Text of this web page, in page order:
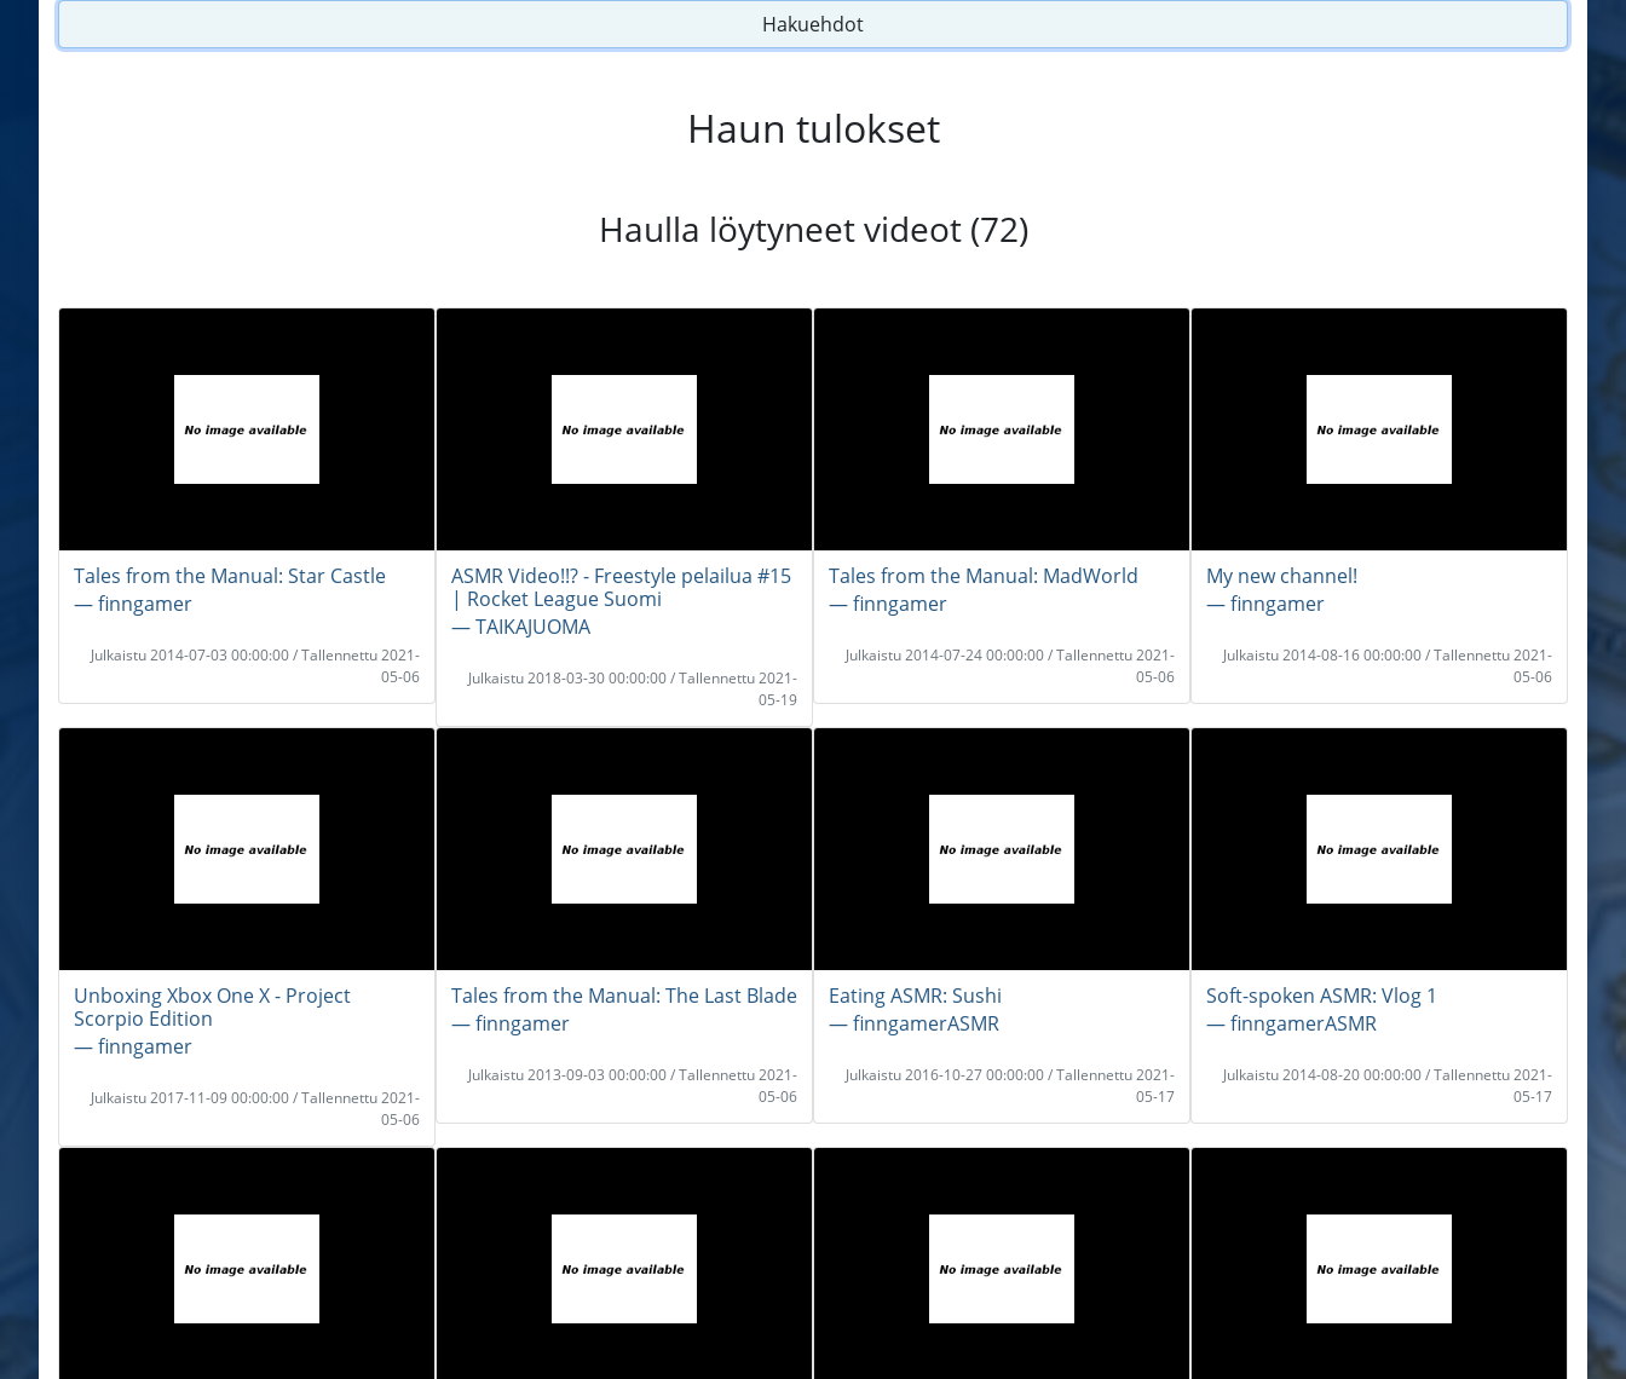
Hakuehdot
Haun tulokset
Haulla löytyneet videot (72)
Tales from the Manual: Star Castle
― finngamer
Julkaistu 2014-07-03 00:00:00 / Tallennettu 2021-
05-06
ASMR Video!!? - Freestyle pelailua #15
| Rocket League Suomi
― TAIKAJUOMA
Julkaistu 2018-03-30 00:00:00 / Tallennettu 2021-
05-19
Tales from the Manual: MadWorld
― finngamer
Julkaistu 2014-07-24 00:00:00 / Tallennettu 2021-
05-06
My new channel!
― finngamer
Julkaistu 2014-08-16 00:00:00 / Tallennettu 2021-
05-06
Unboxing Xbox One X - Project
Scorpio Edition
― finngamer
Julkaistu 2017-11-09 00:00:00 / Tallennettu 2021-
05-06
Tales from the Manual: The Last Blade
― finngamer
Julkaistu 2013-09-03 00:00:00 / Tallennettu 2021-
05-06
Eating ASMR: Sushi
― finngamerASMR
Julkaistu 2016-10-27 00:00:00 / Tallennettu 2021-
05-17
Soft-spoken ASMR: Vlog 1
― finngamerASMR
Julkaistu 2014-08-20 00:00:00 / Tallennettu 2021-
05-17